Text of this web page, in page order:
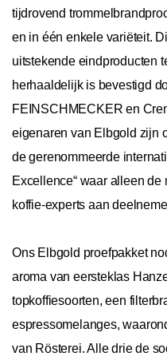
tijdrovend
en in één enkele variëteit.
uitstekende eindproducten
herhaaldelijk is bevestigd
FEINSCHMECKER en
eigenaren van Elbgold zijn
de gerenommeerde
Excellence“ waar alleen
koffie-experts aan
Ons Elbgold proefpakket
aroma van eersteklas
topkoffiesoorten, een
espressomelanges,
van Rösterei. Alle drie de